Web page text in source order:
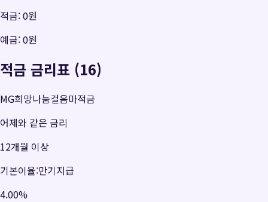
적금:0원
예금:0원
적금 금리표 (16)
MG희망나눔걸음마적금
어제와 같은 금리
12개월 이상
기본이율:만기지급
4.00%